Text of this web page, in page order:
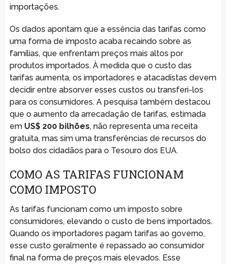
importações.
Os dados apontam que a essência das tarifas como
uma forma de imposto acaba recaindo sobre as
famílias, que enfrentam preços mais altos por
produtos importados. À medida que o custo das
tarifas aumenta, os importadores e atacadistas devem
decidir entre absorver esses custos ou transferi-los
para os consumidores. A pesquisa também destacou
que o aumento da arrecadação de tarifas, estimada
em US$ 200 bilhões, não representa uma receita
gratuita, mas sim uma transferências de recursos do
bolso dos cidadãos para o Tesouro dos EUA.
COMO AS TARIFAS FUNCIONAM
COMO IMPOSTO
As tarifas funcionam como um imposto sobre
consumidores, elevando o custo de bens importados.
Quando os importadores pagam tarifas ao governo,
esse custo geralmente é repassado ao consumidor
final na forma de preços mais elevados. Esse